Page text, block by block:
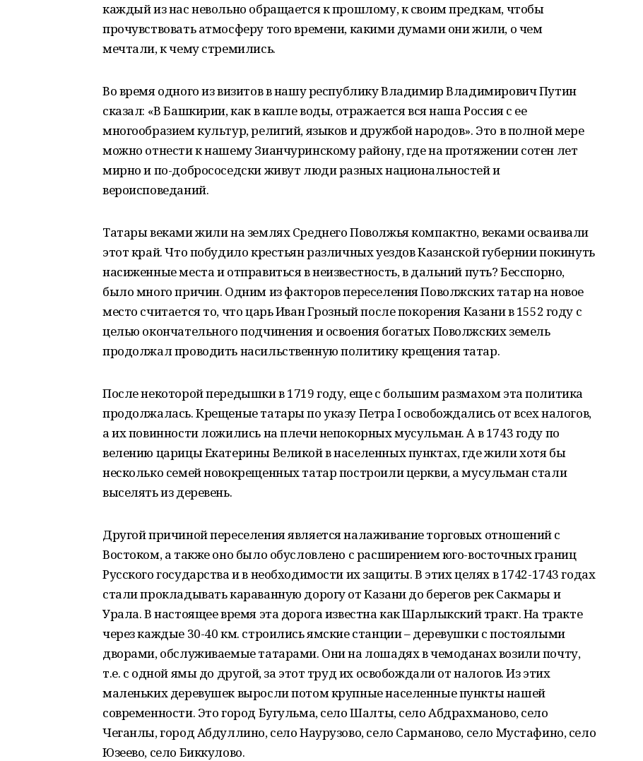
каждый из нас невольно обращается к прошлому, к своим предкам, чтобы
прочувствовать атмосферу того времени, какими думами они жили, о чем
мечтали, к чему стремились.
Во время одного из визитов в нашу республику Владимир Владимирович Путин
сказал: «В Башкирии, как в капле воды, отражается вся наша Россия с ее
многообразием культур, религий, языков и дружбой народов». Это в полной мере
можно отнести к нашему Зианчуринскому району, где на протяжении сотен лет
мирно и по-добрососедски живут люди разных национальностей и
вероисповеданий.
Татары веками жили на землях Среднего Поволжья компактно, веками осваивали
этот край. Что побудило крестьян различных уездов Казанской губернии покинуть
насиженные места и отправиться в неизвестность, в дальний путь? Бесспорно,
было много причин. Одним из факторов переселения Поволжских татар на новое
место считается то, что царь Иван Грозный после покорения Казани в 1552 году с
целью окончательного подчинения и освоения богатых Поволжских земель
продолжал проводить насильственную политику крещения татар.
После некоторой передышки в 1719 году, еще с большим размахом эта политика
продолжалась. Крещеные татары по указу Петра I освобождались от всех налогов,
а их повинности ложились на плечи непокорных мусульман. А в 1743 году по
велению царицы Екатерины Великой в населенных пунктах, где жили хотя бы
несколько семей новокрещенных татар построили церкви, а мусульман стали
выселять из деревень.
Другой причиной переселения является налаживание торговых отношений с
Востоком, а также оно было обусловлено с расширением юго-восточных границ
Русского государства и в необходимости их защиты. В этих целях в 1742-1743 годах
стали прокладывать караванную дорогу от Казани до берегов рек Сакмары и
Урала. В настоящее время эта дорога известна как Шарлыкский тракт. На тракте
через каждые 30-40 км. строились ямские станции – деревушки с постоялыми
дворами, обслуживаемые татарами. Они на лошадях в чемоданах возили почту,
т.е. с одной ямы до другой, за этот труд их освобождали от налогов. Из этих
маленьких деревушек выросли потом крупные населенные пункты нашей
современности. Это город Бугульма, село Шалты, село Абдрахманово, село
Чеганлы, город Абдуллино, село Наурузово, село Сарманово, село Мустафино, село
Юзеево, село Биккулово.